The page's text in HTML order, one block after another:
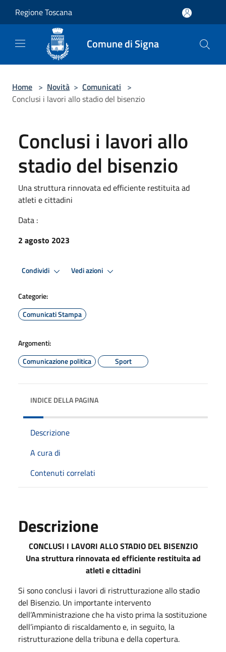
Regione Toscana
Comune di Signa
Home > Novità > Comunicati >
Conclusi i lavori allo stadio del bisenzio
Conclusi i lavori allo
stadio del bisenzio
Una struttura rinnovata ed efficiente restituita ad
atleti e cittadini
Data :
2 agosto 2023
Condividi Vedi azioni
Categorie:
Comunicati Stampa
Argomenti:
Comunicazione politica
Sport
INDICE DELLA PAGINA
Descrizione
A cura di
Contenuti correlati
Descrizione
CONCLUSI I LAVORI ALLO STADIO DEL BISENZIO
Una struttura rinnovata ed efficiente restituita ad
atleti e cittadini
Si sono conclusi i lavori di ristrutturazione allo stadio
del Bisenzio. Un importante intervento
dell’Amministrazione che ha visto prima la sostituzione
dell’impianto di riscaldamento e, in seguito, la
ristrutturazione della tribuna e della copertura.